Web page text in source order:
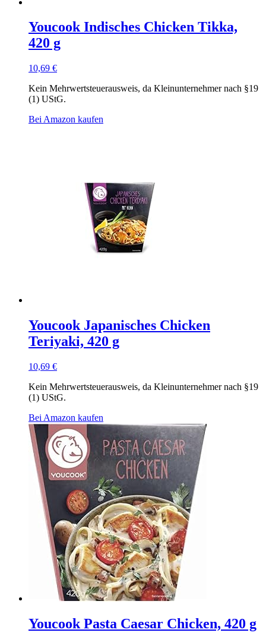
Youcook Indisches Chicken Tikka,
420 g
10,69 €
Kein Mehrwertsteuerausweis, da Kleinunternehmer nach §19
(1) UStG.
Bei Amazon kaufen
Youcook Japanisches Chicken
Teriyaki, 420 g
10,69 €
Kein Mehrwertsteuerausweis, da Kleinunternehmer nach §19
(1) UStG.
Bei Amazon kaufen
Youcook Pasta Caesar Chicken, 420 g